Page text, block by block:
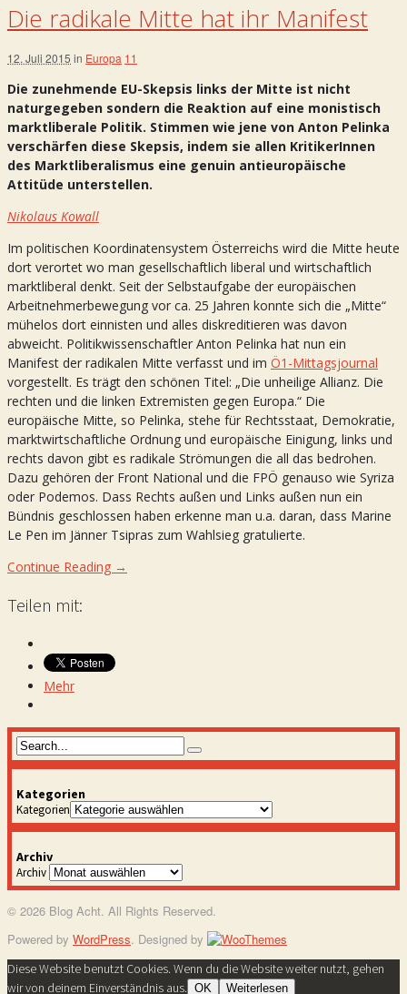
Die radikale Mitte hat ihr Manifest
12. Juli 2015 in Europa 11
Die zunehmende EU-Skepsis links der Mitte ist nicht
naturgegeben sondern die Reaktion auf eine monistisch
marktliberale Politik. Stimmen wie jene von Anton Pelinka
verschärfen diese Skepsis, indem sie allen KritikerInnen
des Marktliberalismus eine genuin antieuropäische
Attitüde unterstellen.
Nikolaus Kowall
Im politischen Koordinatensystem Österreichs wird die Mitte heute
dort verortet wo man gesellschaftlich liberal und wirtschaftlich
marktliberal denkt. Seit der Selbstaufgabe der europäischen
Arbeitnehmerbewegung vor ca. 25 Jahren konnte sich die „Mitte“
mühelos dort einnisten und alles diskreditieren was davon
abweicht. Politikwissenschaftler Anton Pelinka hat nun ein
Manifest der radikalen Mitte verfasst und im Ö1-Mittagsjournal
vorgestellt. Es trägt den schönen Titel: „Die unheilige Allianz. Die
rechten und die linken Extremisten gegen Europa.“ Die
europäische Mitte, so Pelinka, stehe für Rechtsstaat, Demokratie,
marktwirtschaftliche Ordnung und europäische Einigung, links und
rechts davon gibt es radikale Strömungen die all das bedrohen.
Dazu gehören der Front National und die FPÖ genauso wie Syriza
oder Podemos. Dass Rechts außen und Links außen nun ein
Bündnis geschlossen haben erkenne man u.a. daran, dass Marine
Le Pen im Jänner Tsipras zum Wahlsieg gratulierte.
Continue Reading →
Teilen mit:
Mehr
Kategorien
Kategorien
Archiv
Archiv
© 2026 Blog Acht. All Rights Reserved.
Powered by WordPress. Designed by
Diese Website benutzt Cookies. Wenn du die Website weiter nutzt, gehen
wir von deinem Einverständnis aus. OK Weiterlesen